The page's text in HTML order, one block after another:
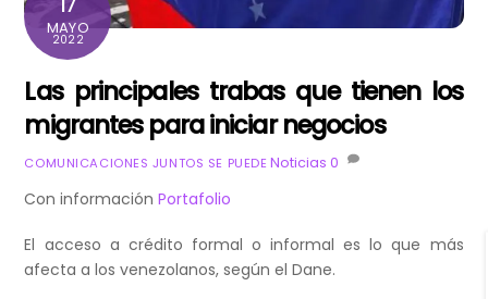
MAYO
2022
Las principales trabas que tienen los
migrantes para iniciar negocios
COMUNICACIONES JUNTOS SE PUEDE Noticias 0
Con informaciónPortafolio
El acceso a crédito formal o informal es lo que más
afecta a los venezolanos, según el Dane.